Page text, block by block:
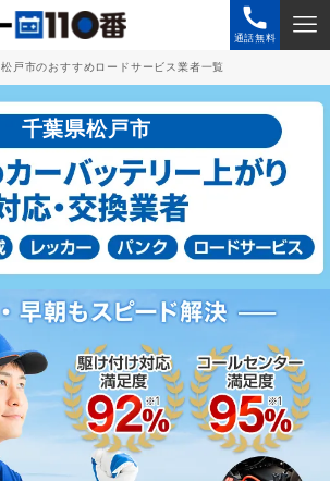
通話無料
松戸市のおすすめロードサービス業者一覧
千葉県松戸市